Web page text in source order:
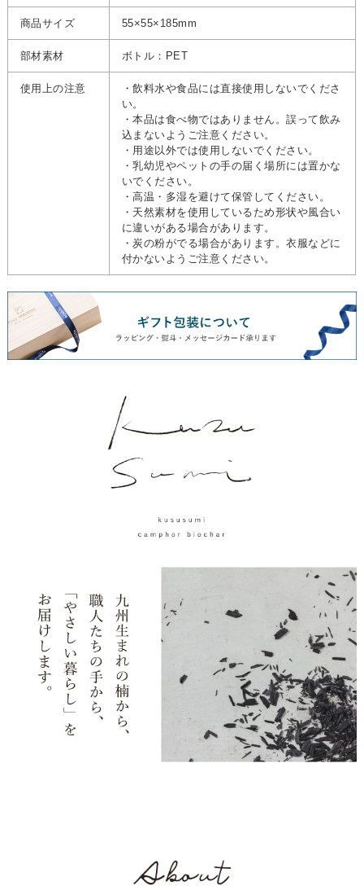
商品サイズ 55×55×185mm
部材素材 ボトル：PET
使用上の注意
・飲料水や食品には直接使用しないでくださ
い。
・本品は食べ物ではありません。誤って飲み
込まないようご注意ください。
・用途以外では使用しないでください。
・乳幼児やペットの手の届く場所には置かな
いでください。
・高温・多湿を避けて保管してください。
・天然素材を使用しているため形状や風合い
に違いがある場合があります。
・炭の粉がでる場合があります。衣服などに
付かないようご注意ください。